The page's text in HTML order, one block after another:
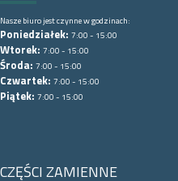
Nasze biuro jest czynne w godzinach:
Poniedziałek: 7:00 - 15:00
Wtorek: 7:00 - 15:00
Środa: 7:00 - 15:00
Czwartek: 7:00 - 15:00
Piątek: 7:00 - 15:00
CZĘŚCI ZAMIENNE